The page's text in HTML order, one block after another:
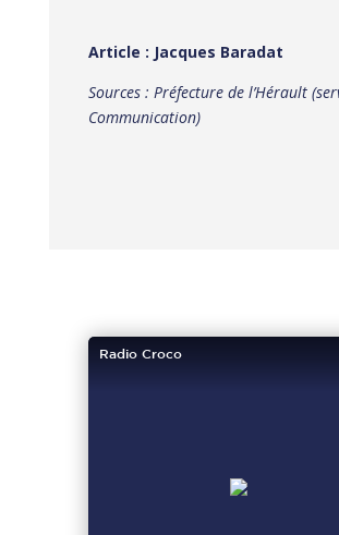
Article : Jacques Baradat
Sources : Préfecture de l’Hérault
Communication)